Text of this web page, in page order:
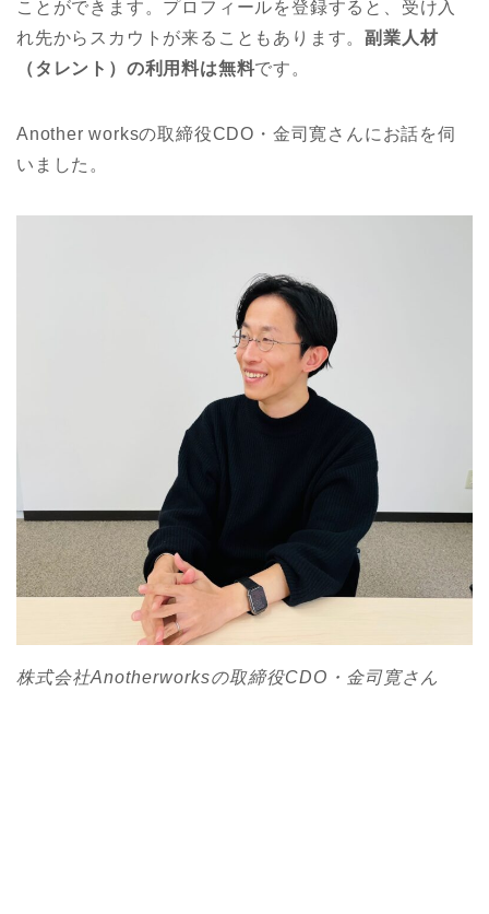
ことができます。プロフィールを登録すると、受け入
れ先からスカウトが来ることもあります。副業人材
（タレント）の利用料は無料です。
Another worksの取締役CDO・金司寛さんにお話を伺
いました。
株式会社Anotherworksの取締役CDO・金司寛さん